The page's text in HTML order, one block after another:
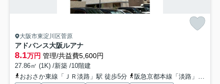
大阪市東淀川区菅原
アドバンス大阪ルアナ
8.1万円 管理/共益費5,600円
27.86㎡ (1K) /新築 /10階建
おおさか東線「ＪＲ淡路」駅 徒歩5分
阪急京都本線「淡路」駅 徒歩10分